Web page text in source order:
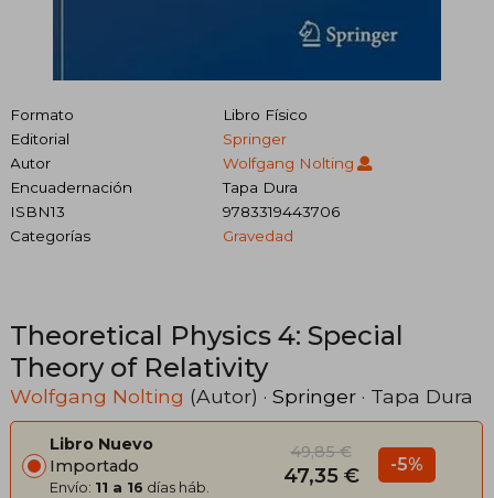
Formato
Libro Físico
Editorial
Springer
Autor
Wolfgang Nolting
Encuadernación
Tapa Dura
ISBN13
9783319443706
Categorías
Gravedad
Theoretical Physics 4: Special
Theory of Relativity
Wolfgang Nolting (Autor) · Springer · Tapa Dura
Libro Nuevo
Importado
Envío: 11 a 16 días háb.
49,85 €
47,35 € -5%